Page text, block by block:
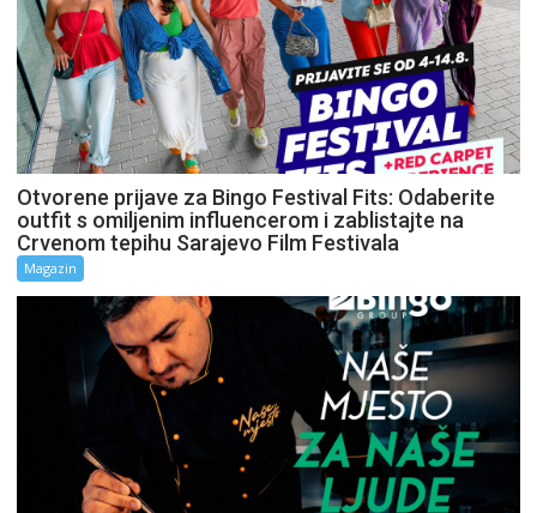
Otvorene prijave za Bingo Festival Fits: Odaberite
outfit s omiljenim influencerom i zablistajte na
Crvenom tepihu Sarajevo Film Festivala
Magazin